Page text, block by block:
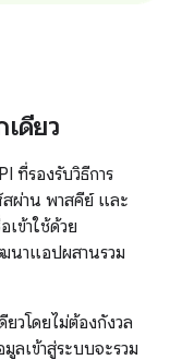
เดียว
ที่รองรับวิธีการ
สผ่าน พาสคีย์ และ
ข้าใช้ด้วย
นาแอปผสานรวม
วโดยไม่ต้องกังวล
ลเข้าสู่ระบบจะรวม